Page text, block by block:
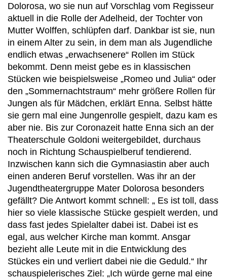
Dolorosa, wo sie nun auf Vorschlag vom Regisseur
aktuell in die Rolle der Adelheid, der Tochter von
Mutter Wolffen, schlüpfen darf. Dankbar ist sie, nun
in einem Alter zu sein, in dem man als Jugendliche
endlich etwas „erwachsenere“ Rollen im Stück
bekommt. Denn meist gebe es in klassischen
Stücken wie beispielsweise „Romeo und Julia“ oder
den „Sommernachtstraum“ mehr größere Rollen für
Jungen als für Mädchen, erklärt Enna. Selbst hätte
sie gern mal eine Jungenrolle gespielt, dazu kam es
aber nie. Bis zur Coronazeit hatte Enna sich an der
Theaterschule Goldoni weitergebildet, durchaus
noch in Richtung Schauspielberuf tendierend.
Inzwischen kann sich die Gymnasiastin aber auch
einen anderen Beruf vorstellen. Was ihr an der
Jugendtheatergruppe Mater Dolorosa besonders
gefällt? Die Antwort kommt schnell: „ Es ist toll, dass
hier so viele klassische Stücke gespielt werden, und
dass fast jedes Spielalter dabei ist. Dabei ist es
egal, aus welcher Kirche man kommt. Ansgar
bezieht alle Leute mit in die Entwicklung des
Stückes ein und verliert dabei nie die Geduld.“ Ihr
schauspielerisches Ziel: „Ich würde gerne mal eine